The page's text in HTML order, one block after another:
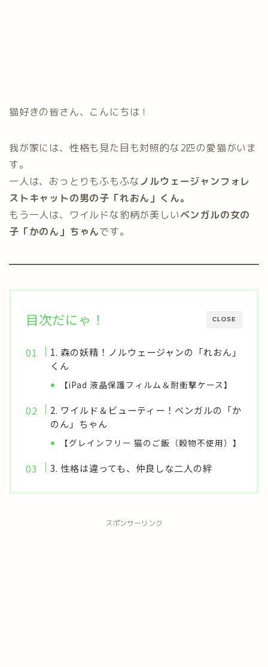
猫好きの皆さん、こんにちは！
我が家には、性格も見た目も対照的な2匹の愛猫がいま
す。
一人は、おっとりもふもふなノルウェージャンフォレ
ストキャットの男の子「れおん」くん。
もう一人は、ワイルドな豹柄が美しいベンガルの女の
子「かのん」ちゃんです。
CLOSE
目次だにゃ！
1. 森の妖精！ノルウェージャンの「れおん」
くん
【iPad 液晶保護フィルム＆耐衝撃ケース】
2. ワイルド＆ビューティー！ベンガルの「か
のん」ちゃん
【グレインフリー 猫のご飯（穀物不使用）】
3. 性格は違っても、仲良しな二人の絆
スポンサーリンク